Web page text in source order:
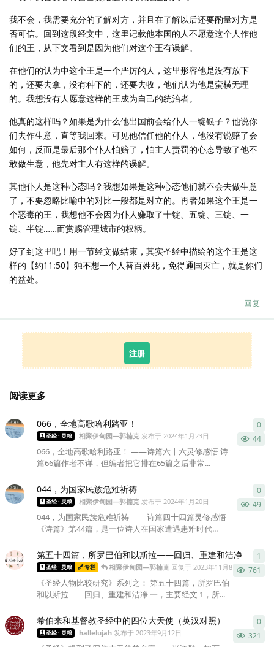
我不会，我需要充分的了解对方，并且在了解以后还要酌量对方是
否可信。回到这段经文中，这里记载他本国的人不愿意这个人作他
们的王，从下文看到是因为他们对这个王有误解。
在他们的认为中这个王是一个严厉的人，这里形容他是没有放下
的，还要去拿，没有种下的，还要去收，他们认为他是蛮横无理
的。我想没有人愿意这样的王成为自己的统治者。
他真的这样吗？如果是为什么他出国前会给仆人一锭银子？他说你
们去作生意，直等我回来。可见他信任他的仆人，他没有说赔了会
如何，反而是最后那个仆人怕赔了，怕主人责罚的心态导致了他不
敢做生意，他先对主人有这样的误解。
其他仆人是这种心态吗？我想如果是这种心态他们就不会去做生意
了，不要忽略比喻中的对比一般都是对立的。再者如果这个王是一
个恶毒的王，我想他不会因为仆人赚取了十锭、五锭、三锭、一
锭、半锭……而赏赐管理城市的权柄。
好了到这里吧！用一节经文做结束，其实圣经中描绘的这个王是这
样的【约11:50】独不想一个人替百姓死，免得通国灭亡，就是你们
的益处。
回复
注册
阅读更多
066，全地高歌哈利路亚！
圣经 · 灵粮 相聚伊甸园—郭楠克 发布于2024年1月23日 44
066，全地高歌哈利路亚！ ——诗篇六十六灵修感悟 诗
篇66篇作者不详，但编者把它排在65篇之后非常...
0
044，为国家民族危难祈祷
圣经 · 灵粮 相聚伊甸园—郭楠克 发布于2024年1月20日 49
044，为国家民族危难祈祷 ——诗篇四十四篇灵修感悟
《诗篇》第44篇，是一位诗人在国家遭遇患难时代...
0
第五十四篇，所罗巴伯和以斯拉——回归、重建和洁净
圣经 · 灵粮 专栏 相聚伊甸园—郭楠克回复于 2023年11月8日 761
《圣经人物比较研究》系列之： 第五十四篇，所罗巴伯
和以斯拉——回归、重建和洁净 一，主要经文 1，所...
1
希伯来和基督教圣经中的四位大天使（英汉对照）
圣经 · 灵粮 hallelujah 发布于2023年9月12日 321
0